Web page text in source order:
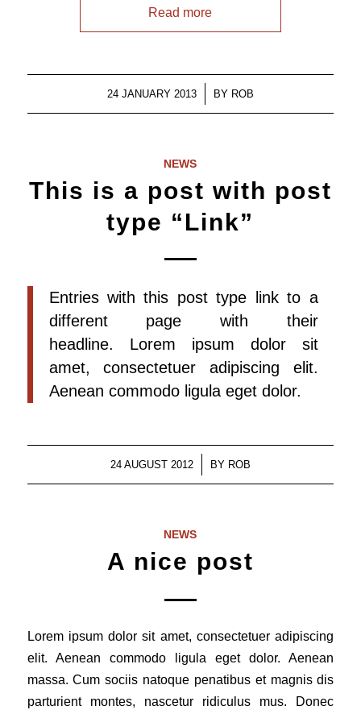
Read more
24 JANUARY 2013
/ BY ROB
NEWS
This is a post with post
type “Link”
Entries with this post type link to a
different page with their
headline. Lorem ipsum dolor sit
amet, consectetuer adipiscing elit.
Aenean commodo ligula eget dolor.
24 AUGUST 2012
/ BY ROB
NEWS
A nice post
Lorem ipsum dolor sit amet, consectetuer adipiscing
elit. Aenean commodo ligula eget dolor. Aenean
massa. Cum sociis natoque penatibus et magnis dis
parturient montes, nascetur ridiculus mus. Donec